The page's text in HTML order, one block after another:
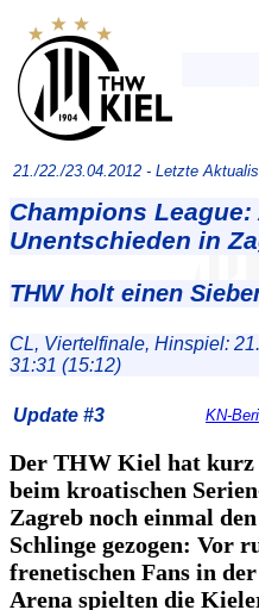
21./22./23.04.2012 - Letzte
Champions
Unentschieden in
THW holt einen
CL, Viertelfinale, Hinspiel:
31:31 (15:12)
Update #3 KN-
Der THW Kiel hat kurz
beim kroatischen
Zagreb noch einmal
Schlinge gezogen: Vor
frenetischen Fans in
Arena spielten die